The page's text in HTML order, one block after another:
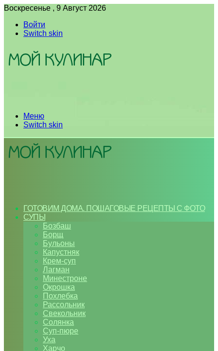
Воскресенье , 9 Август 2026
Войти
Switch skin
Меню
Switch skin
ГОТОВИМ ДОМА. ПОШАГОВЫЕ РЕЦЕПТЫ С ФОТО
СУПЫ
Бозбаш
Борщ
Бульоны
Капустняк
Крем-суп
Лагман
Минестроне
Окрошка
Похлебка
Рассольник
Свекольник
Солянка
Суп-пюре
Уха
Харчо